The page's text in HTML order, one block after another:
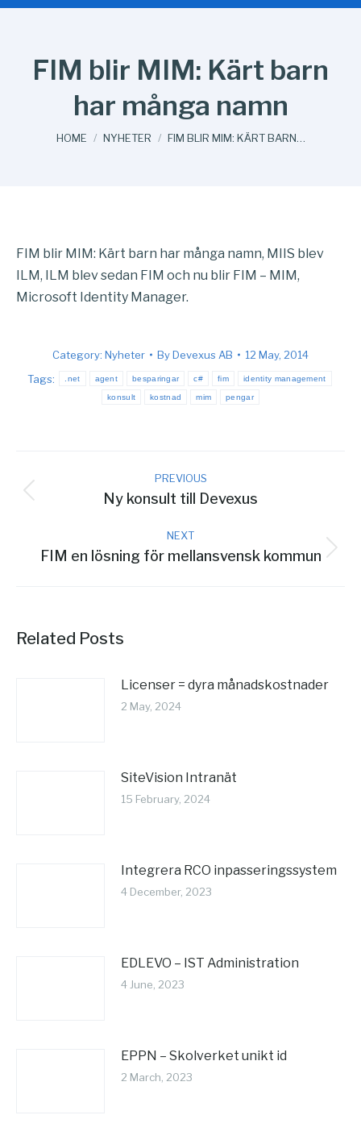
FIM blir MIM: Kärt barn
har många namn
You are here:
HOME NYHETER FIM BLIR MIM: KÄRT BARN…
FIM blir MIM: Kärt barn har många namn, MIIS blev
ILM, ILM blev sedan FIM och nu blir FIM – MIM,
Microsoft Identity Manager.
Category: Nyheter ByDevexus AB
12 May, 2014
Tags:
.net agent besparingar c# fim identity management
konsult kostnad mim pengar
navigation
PREVIOUS
Previous
Ny konsult till Devexus
NEXT
Next
FIM en lösning för mellansvensk kommun
Related Posts
Licenser = dyra månadskostnader
2 May, 2024
SiteVision Intranät
15 February, 2024
Integrera RCO inpasseringssystem
4 December, 2023
EDLEVO – IST Administration
4 June, 2023
EPPN – Skolverket unikt id
2 March, 2023